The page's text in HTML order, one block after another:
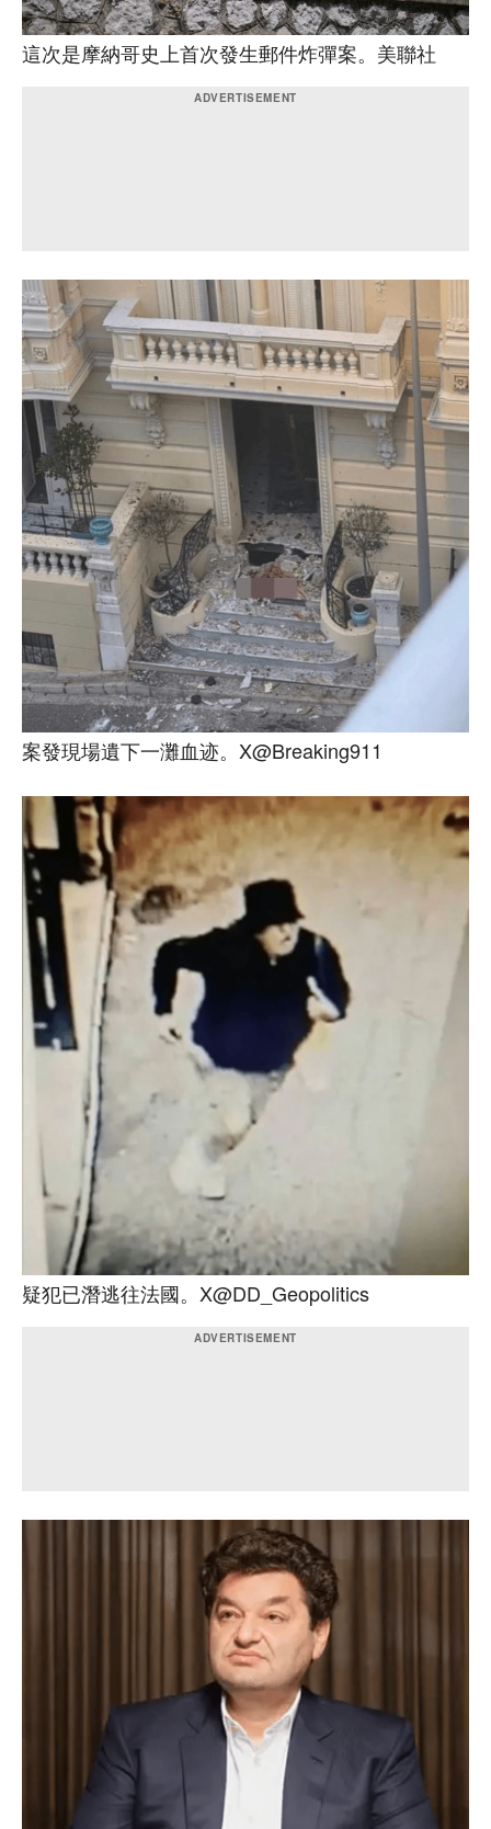
這次是摩納哥史上首次發生郵件炸彈案。美聯社
案發現場遺下一灘血迹。X@Breaking911
疑犯已潛逃往法國。X@DD_Geopolitics